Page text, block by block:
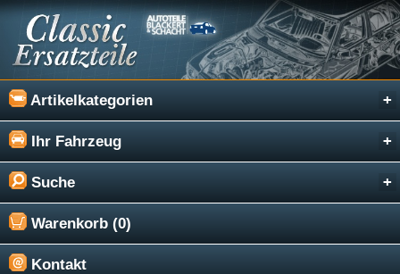
Artikelkategorien
Ihr Fahrzeug
Suche
Warenkorb (0)
Kontakt